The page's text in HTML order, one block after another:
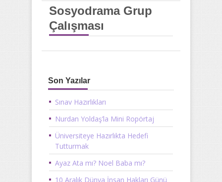
Sosyodrama Grup
Çalışması
Son Yazılar
Sınav Hazırlıkları
Nurdan Yoldaş’la Mini Ropörtaj
Üniversiteye Hazırlıkta Hedefi
Tutturmak
Ayaz Ata mı? Noel Baba mı?
10 Aralık Dünya İnsan Hakları Günü